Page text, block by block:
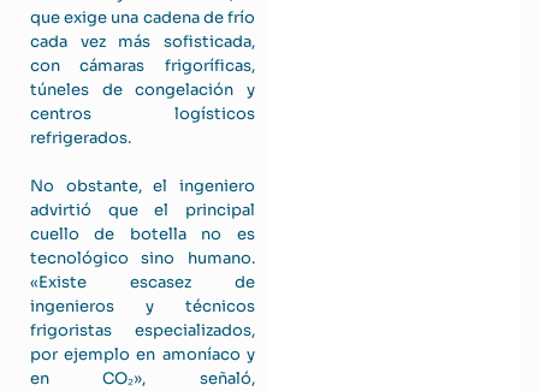
que exige una cadena de frío
cada vez más sofisticada,
con cámaras frigoríficas,
túneles de congelación y
centros logísticos
refrigerados.
No obstante, el ingeniero
advirtió que el principal
cuello de botella no es
tecnológico sino humano.
«Existe escasez de
ingenieros y técnicos
frigoristas especializados,
por ejemplo en amoníaco y
en CO₂», señaló,